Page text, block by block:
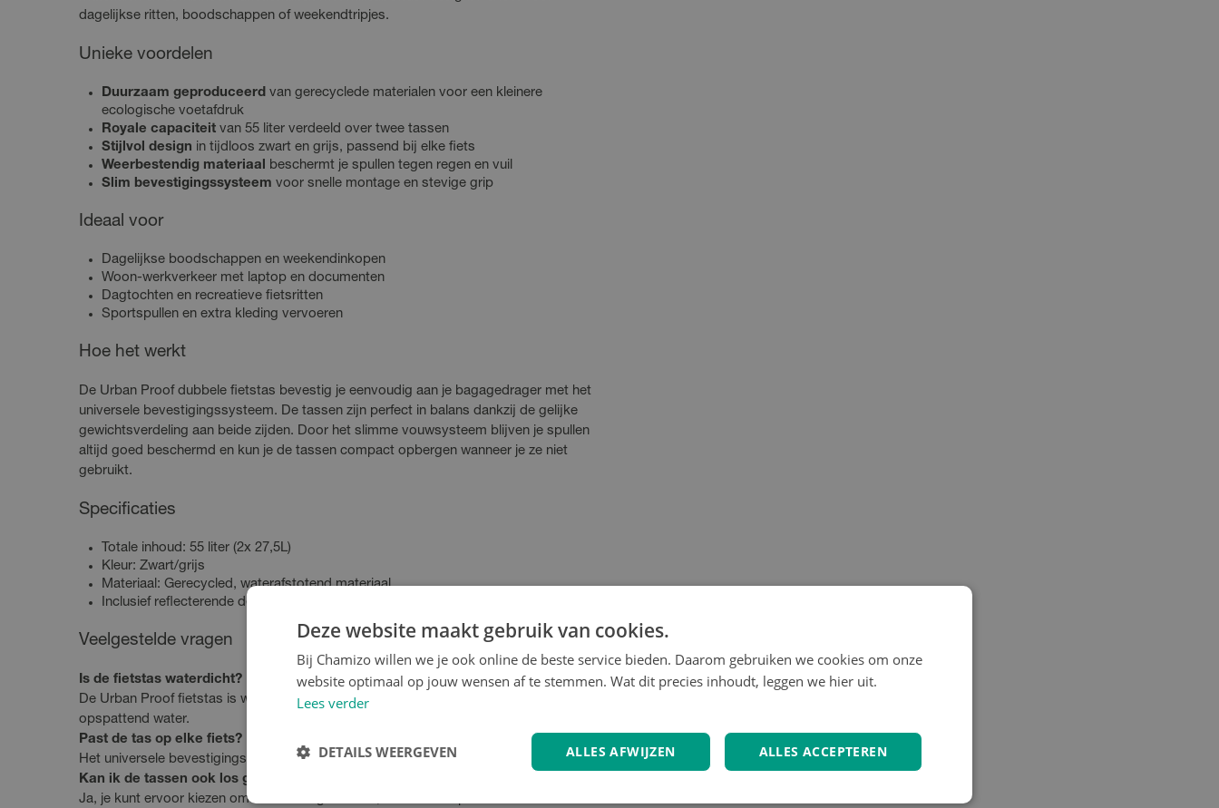
dagelijkse ritten, boodschappen of weekendtripjes.
Unieke voordelen
Duurzaam geproduceerd van gerecyclede materialen voor een kleinere
ecologische voetafdruk
Royale capaciteit van 55 liter verdeeld over twee tassen
Stijlvol design in tijdloos zwart en grijs, passend bij elke fiets
Weerbestendig materiaal beschermt je spullen tegen regen en vuil
Slim bevestigingssysteem voor snelle montage en stevige grip
Ideaal voor
Dagelijkse boodschappen en weekendinkopen
Woon-werkverkeer met laptop en documenten
Dagtochten en recreatieve fietsritten
Sportspullen en extra kleding vervoeren
Hoe het werkt
De Urban Proof dubbele fietstas bevestig je eenvoudig aan je bagagedrager met het
universele bevestigingssysteem. De tassen zijn perfect in balans dankzij de gelijke
gewichtsverdeling aan beide zijden. Door het slimme vouwsysteem blijven je spullen
altijd goed beschermd en kun je de tassen compact opbergen wanneer je ze niet
gebruikt.
Specificaties
Totale inhoud: 55 liter (2x 27,5L)
Kleur: Zwart/grijs
Materiaal: Gerecycled, waterafstotend materiaal
Inclusief reflecterende details voor extra veiligheid
Veelgestelde vragen
Is de fietstas waterdicht?
De Urban Proof fietstas is waterafstotend en beschermt je spullen tegen regen en
opspattend water.
Past de tas op elke fiets?
Het universele bevestigingssysteem past op vrijwel alle standaard bagagedragers.
Kan ik de tassen ook los gebruiken?
Ja, je kunt ervoor kiezen om één tas te gebruiken, maar voor optimale stabiliteit
Deze website maakt gebruik van cookies.
Bij Chamizo willen we je ook online de beste service bieden. Daarom gebruiken we cookies om onze
website optimaal op jouw wensen af te stemmen. Wat dit precies inhoudt, leggen we hier uit.
Lees verder
ALLES ACCEPTEREN
ALLES AFWIJZEN
DETAILS WEERGEVEN